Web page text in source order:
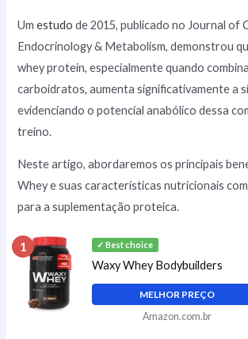
Umestudo de 2015, publicado no Journal of
Endocrinology & Metabolism, demonstrou
whey protein, especialmente quando
carboidratos, aumenta significativamente a
evidenciando o potencial anabólico dessa
treino.
Neste artigo, abordaremos os principais
Whey e suas características nutricionais
para a suplementação proteica.
1 ✓ Best choice
Waxy Whey Bodybuilders
MELHOR PREÇO
Amazon.com.br